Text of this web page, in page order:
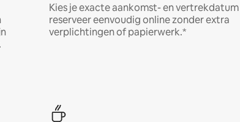
Kies je exacte aankomst- en vertrekdatum
reserveer eenvoudig online zonder extra
verplichtingen of papierwerk.*